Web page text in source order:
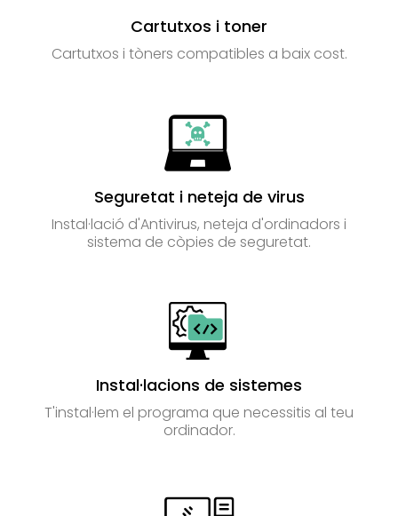
Cartutxos i toner
Cartutxos i tòners compatibles a baix cost.
Seguretat i neteja de virus
Instal·lació d'Antivirus, neteja d'ordinadors i
sistema de còpies de seguretat.
Instal·lacions de sistemes
T'instal·lem el programa que necessitis al teu
ordinador.